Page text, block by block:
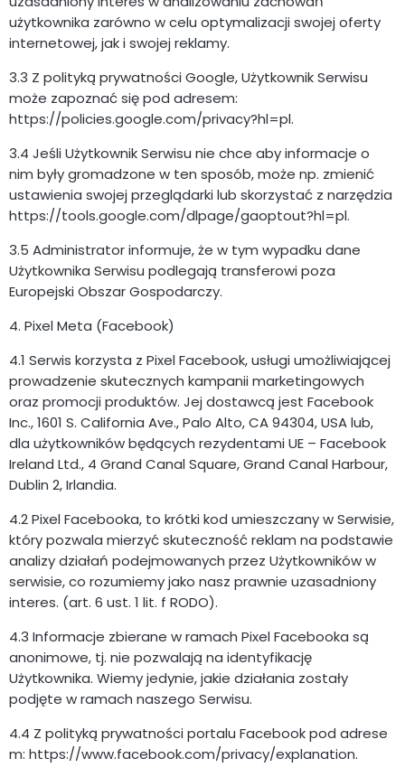
użytkownika zarówno w celu optymalizacji swojej oferty
internetowej, jak i swojej reklamy.
3.3 Z polityką prywatności Google, Użytkownik Serwisu
może zapoznać się pod adresem:
https://policies.google.com/privacy?hl=pl.
3.4 Jeśli Użytkownik Serwisu nie chce aby informacje o
nim były gromadzone w ten sposób, może np. zmienić
ustawienia swojej przeglądarki lub skorzystać z narzędzia
https://tools.google.com/dlpage/gaoptout?hl=pl.
3.5 Administrator informuje, że w tym wypadku dane
Użytkownika Serwisu podlegają transferowi poza
Europejski Obszar Gospodarczy.
4. Pixel Meta (Facebook)
4.1 Serwis korzysta z Pixel Facebook, usługi umożliwiającej
prowadzenie skutecznych kampanii marketingowych
oraz promocji produktów. Jej dostawcą jest Facebook
Inc., 1601 S. California Ave., Palo Alto, CA 94304, USA lub,
dla użytkowników będących rezydentami UE – Facebook
Ireland Ltd., 4 Grand Canal Square, Grand Canal Harbour,
Dublin 2, Irlandia.
4.2 Pixel Facebooka, to krótki kod umieszczany w Serwisie,
który pozwala mierzyć skuteczność reklam na podstawie
analizy działań podejmowanych przez Użytkowników w
serwisie, co rozumiemy jako nasz prawnie uzasadniony
interes. (art. 6 ust. 1 lit. f RODO).
4.3 Informacje zbierane w ramach Pixel Facebooka są
anonimowe, tj. nie pozwalają na identyfikację
Użytkownika. Wiemy jedynie, jakie działania zostały
podjęte w ramach naszego Serwisu.
4.4 Z polityką prywatności portalu Facebook pod adrese
m: https://www.facebook.com/privacy/explanation.